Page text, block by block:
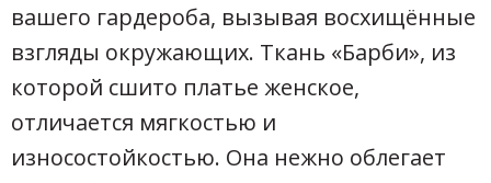
вашего гардероба, вызывая восхищённые
взгляды окружающих. Ткань «Барби», из
которой сшито платье женское,
отличается мягкостью и
износостойкостью. Она нежно облегает